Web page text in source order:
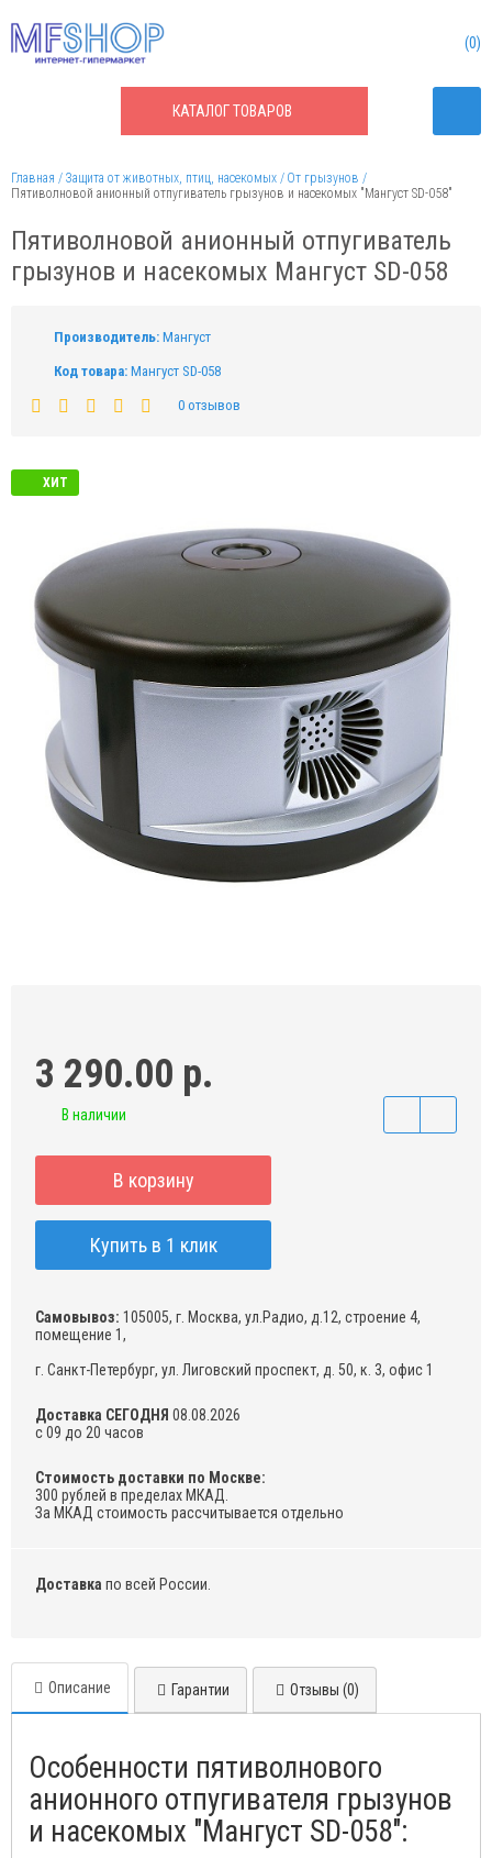
КАТАЛОГТОВАРОВ
0
Главная Защита от животных, птиц, насекомых
От грызунов
Пятиволновой анионный отпугиватель грызунов и насекомых "Мангуст SD-058"
Пятиволновой анионный отпугиватель
грызунов и насекомых Мангуст SD-058
Производитель: Мангуст
Код товара: Мангуст SD-058
0 отзывов
ХИТ
3 290.00 р.
В наличии
В корзину
Купить в 1 клик
Самовывоз: 105005, г. Москва, ул.Радио, д.12, строение 4,
помещение 1,
г. Санкт-Петербург, ул. Лиговский проспект, д. 50, к. 3, офис 1
Доставка СЕГОДНЯ 08.08.2026
с 09 до 20 часов
Стоимость доставки по Москве:
300 рублей в пределах МКАД.
За МКАД стоимость рассчитывается отдельно
Доставка по всей России.
Описание Гарантии Отзывы (0)
Особенности пятиволнового
анионного отпугивателя грызунов
и насекомых "Мангуст SD-058":